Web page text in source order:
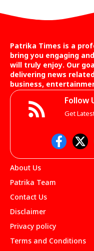
Patrika Times is a
bring you engaging
will truly enjoy. Our
delivering news
business,
Follow
Get
About Us
Patrika Team
Contact Us
Disclaimer
Privacy policy
Terms and Conditions